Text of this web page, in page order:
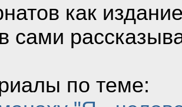
как
сами
по теме: